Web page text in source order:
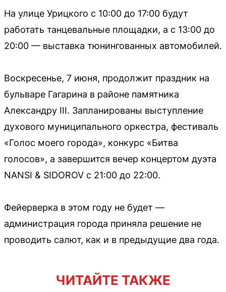
На улице Урицкого с 10:00 до 17:00 будут
работать танцевальные площадки, а с 13:00 до
20:00 — выставка тюнингованных автомобилей.
Воскресенье, 7 июня, продолжит праздник на
бульваре Гагарина в районе памятника
Александру III. Запланированы выступление
духового муниципального оркестра, фестиваль
«Голос моего города», конкурс «Битва
голосов», а завершится вечер концертом дуэта
NANSI & SIDOROV с 21:00 до 22:00.
Фейерверка в этом году не будет —
администрация города приняла решение не
проводить салют, как и в предыдущие два года.
ЧИТАЙТЕ ТАКЖЕ